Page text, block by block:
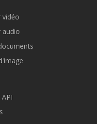
vidéo
audio